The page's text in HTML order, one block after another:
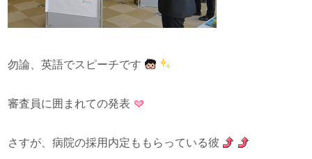
勿論、英語でスピーチです
審査員に囲まれての発表
さすが、病院の採用内定ももらっている彼